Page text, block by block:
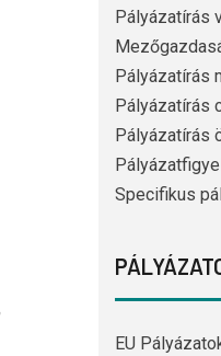
Pályázatírás
Pályázatírás
Pályázatírás
Pályázatírás
Specifikus
EU